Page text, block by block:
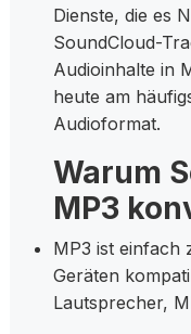
Dienste, die es
SoundCloud-
Audioinhalte in
heute am
Audioformat.
Warum
MP3
MP3 ist einfach
Geräten
Lautsprecher,